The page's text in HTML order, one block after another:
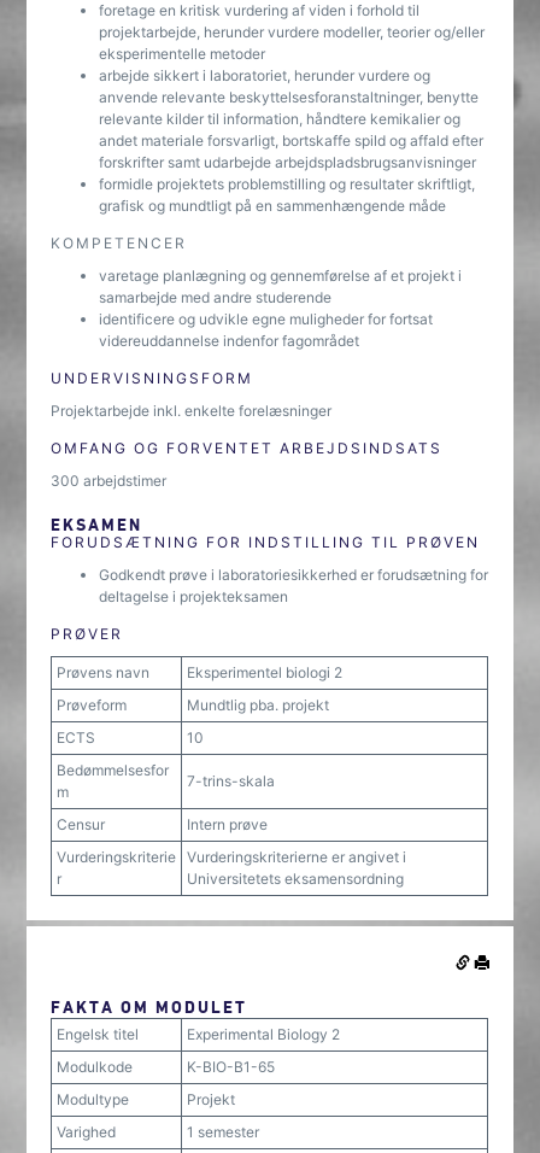
foretage en kritisk vurdering af viden i forhold til
projektarbejde, herunder vurdere modeller, teorier og/eller
eksperimentelle metoder
arbejde sikkert i laboratoriet, herunder vurdere og
anvende relevante beskyttelsesforanstaltninger, benytte
relevante kilder til information, håndtere kemikalier og
andet materiale forsvarligt, bortskaffe spild og affald efter
forskrifter samt udarbejde arbejdspladsbrugsanvisninger
formidle projektets problemstilling og resultater skriftligt,
grafisk og mundtligt på en sammenhængende måde
KOMPETENCER
varetage planlægning og gennemførelse af et projekt i
samarbejde med andre studerende
identificere og udvikle egne muligheder for fortsat
videreuddannelse indenfor fagområdet
UNDERVISNINGSFORM
Projektarbejde inkl. enkelte forelæsninger
OMFANG OG FORVENTET ARBEJDSINDSATS
300 arbejdstimer
EKSAMEN
FORUDSÆTNING FOR INDSTILLING TIL PRØVEN
Godkendt prøve i laboratoriesikkerhed er forudsætning for
deltagelse i projekteksamen
PRØVER
Prøvens navn
Eksperimentel biologi 2
Prøveform
Mundtlig pba. projekt
ECTS
10
Bedømmelsesfor
m
7-trins-skala
Censur
Intern prøve
Vurderingskriterie
r
Vurderingskriterierne er angivet i
Universitetets eksamensordning
FAKTA OM MODULET
Engelsk titel
Experimental Biology 2
Modulkode
K-BIO-B1-65
Modultype
Projekt
Varighed
1 semester